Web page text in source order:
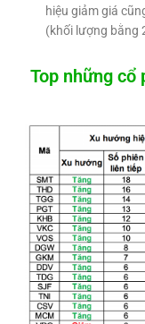
hiệu giảm giá
(khối lượng bằng
Top những cổ